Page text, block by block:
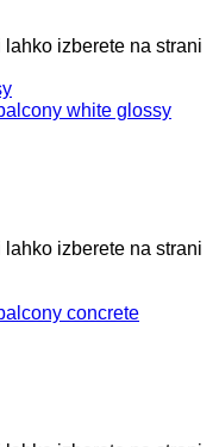
izberete na strani
izberete na strani